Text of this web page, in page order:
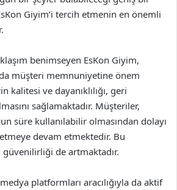
Giyim’i tercih etmenin en önemli
benimseyen EsKon Giyim,
müşteri memnuniyetine önem
kalitesi ve dayanıklılığı, geri
sağlamaktadır. Müşteriler,
süre kullanılabilir olmasından dolayı
devam etmektedir. Bu
güvenilirliği de artmaktadır.
platformları aracılığıyla da aktif